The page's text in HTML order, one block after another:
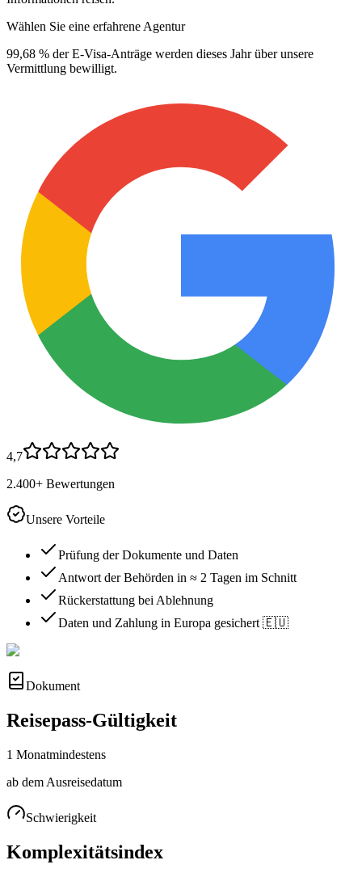
Wählen Sie eine erfahrene Agentur
99,68 % der E-Visa-Anträge werden dieses Jahr über unsere
Vermittlung bewilligt.
4,7
2.400+ Bewertungen
Unsere Vorteile
Prüfung der Dokumente und Daten
Antwort der Behörden in ≈ 2 Tagen im Schnitt
Rückerstattung bei Ablehnung
Daten und Zahlung in Europa gesichert 🇪🇺
Dokument
Reisepass-Gültigkeit
1 Monatmindestens
ab dem Ausreisedatum
Schwierigkeit
Komplexitätsindex